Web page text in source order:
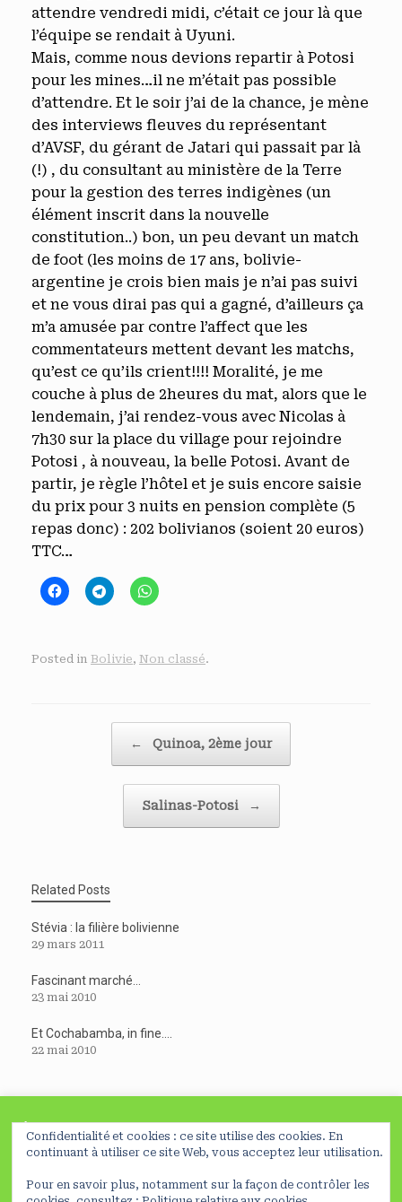
attendre vendredi midi, c’était ce jour là que
l’équipe se rendait à Uyuni.
Mais, comme nous devions repartir à Potosi
pour les mines…il ne m’était pas possible
d’attendre. Et le soir j’ai de la chance, je mène
des interviews fleuves du représentant
d’AVSF, du gérant de Jatari qui passait par là
(!) , du consultant au ministère de la Terre
pour la gestion des terres indigènes (un
élément inscrit dans la nouvelle
constitution..) bon, un peu devant un match
de foot (les moins de 17 ans, bolivie-
argentine je crois bien mais je n’ai pas suivi
et ne vous dirai pas qui a gagné, d’ailleurs ça
m’a amusée par contre l’affect que les
commentateurs mettent devant les matchs,
qu’est ce qu’ils crient!!!! Moralité, je me
couche à plus de 2heures du mat, alors que le
lendemain, j’ai rendez-vous avec Nicolas à
7h30 sur la place du village pour rejoindre
Potosi , à nouveau, la belle Potosi. Avant de
partir, je règle l’hôtel et je suis encore saisie
du prix pour 3 nuits en pension complète (5
repas donc) : 202 bolivianos (soient 20 euros)
TTC…
Posted in Bolivie, Non classé.
← Quinoa, 2ème jour
Salinas-Potosi →
Related Posts
Stévia : la filière bolivienne
29 mars 2011
Fascinant marché…
23 mai 2010
Et Cochabamba, in fine….
22 mai 2010
©ClaraDelpas, 2026Mentions légales
À lire avant de poursuivre
En poursuivant votre navigation sur ce site, vous acceptez
statistiques et d’études d’usage
Préferences
Confidentialité et cookies : ce site utilise des cookies. En
continuant à utiliser ce site Web, vous acceptez leur utilisation.
Pour en savoir plus, notamment sur la façon de contrôler les